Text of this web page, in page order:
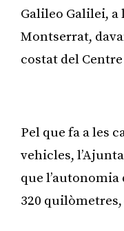
Galileo Galilei, a
Montserrat,
costat del
Pel que fa a les
vehicles,
que l’autonomia
320